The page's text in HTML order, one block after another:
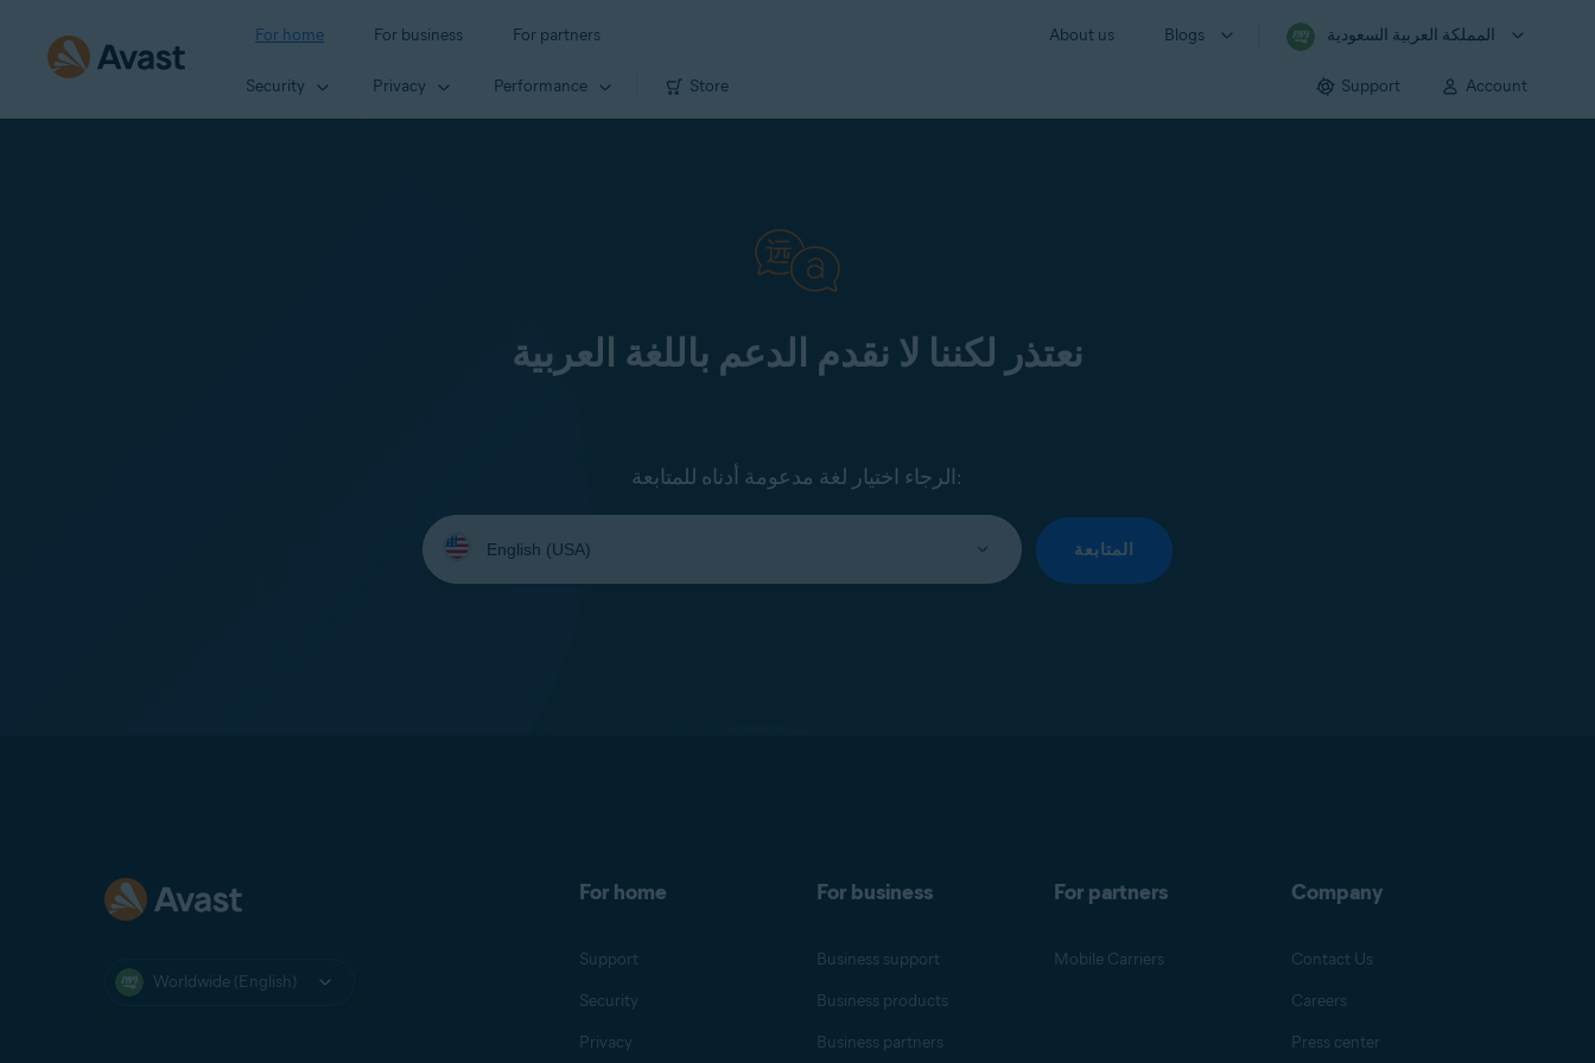
For home For business For partners About us Blogs المملكة العربية السعودية
Security Privacy Performance Store Support Account
نعتذر لكننا لا نقدم الدعم باللغة العربية
الرجاء اختيار لغة مدعومة أدناه للمتابعة:
Select
your
language:
المتابعة
Worldwide (English)
For home
Support
Security
Privacy
For business
Business support
Business products
Business partners
For partners
Mobile Carriers
Company
Contact Us
Careers
Press center